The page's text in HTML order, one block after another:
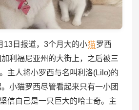
13日报道，3个月大的小猫罗西
利福尼亚州的大街上，之后被三
主人将小罗西与名叫利洛(Lilo)的
小猫罗西尽管看起来只有一小团
信自己是一只巨大的哈士奇。主